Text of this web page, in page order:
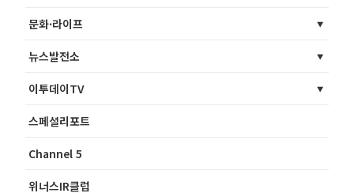
문화·라이프
뉴스발전소
이투데이TV
스페셜리포트
Channel 5
위너스IR클럽